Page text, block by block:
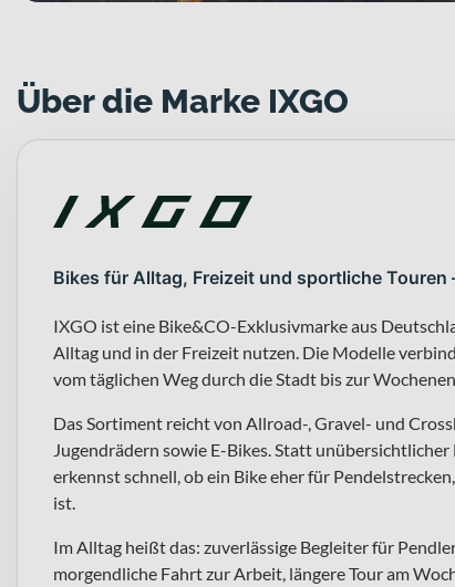
Über die Marke IXGO
Bikes für Alltag, Freizeit und sportliche
IXGO ist eine Bike&CO-Exklusivmarke aus
Alltag und in der Freizeit nutzen. Die Modelle
vom täglichen Weg durch die Stadt bis zur
Das Sortiment reicht von Allroad-, Gravel- und
Jugendrädern sowie E-Bikes. Statt
erkennst schnell, ob ein Bike eher für
ist.
Im Alltag heißt das: zuverlässige Begleiter für
morgendliche Fahrt zur Arbeit, längere Tour am